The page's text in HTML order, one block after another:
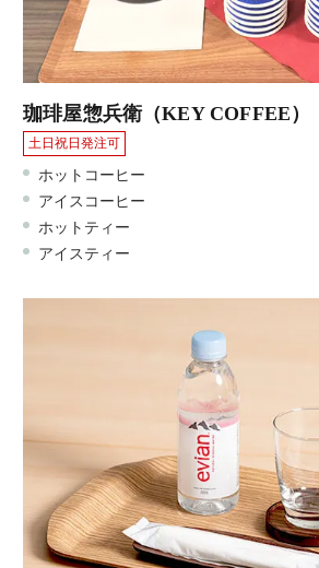
珈琲屋惣兵衛（KEY COFFEE）
土日祝日発注可
ホットコーヒー
アイスコーヒー
ホットティー
アイスティー